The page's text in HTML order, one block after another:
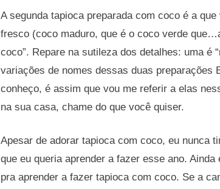
A segunda tapioca preparada com coco é a
fresco (coco maduro, que é o coco verde
coco”. Repare na sutileza dos detalhes: uma é
variações de nomes dessas duas
conheço, é assim que vou me referir a elas
na sua casa, chame do que você quiser.
Apesar de adorar tapioca com coco, eu nunca
que eu queria aprender a fazer esse ano.
pra aprender a fazer tapioca com coco. Se a